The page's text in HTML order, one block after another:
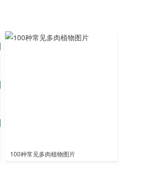
100种常见多肉植物图片